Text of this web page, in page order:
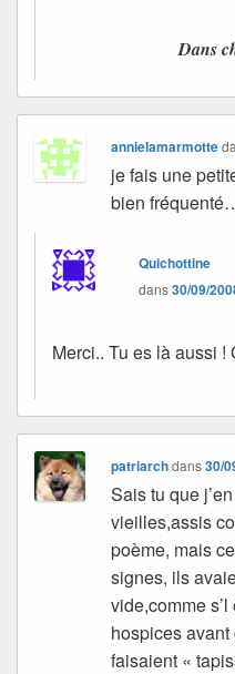
Dans
annielamarmotte
je fais une
bien
Quichottine
dans30/09/
Merci.. Tu es là aussi
patriarchdans30/
Sais tu que
vieilles,assis
poème, mais
signes, ils
vide,comme
hospices
faisaient «